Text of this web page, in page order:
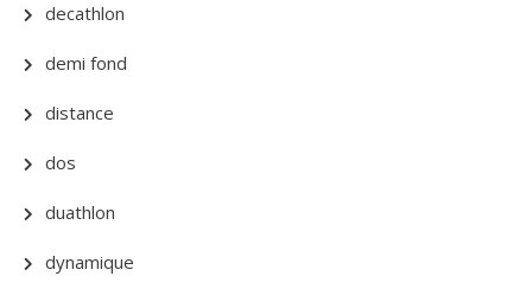
decathlon
demi fond
distance
dos
duathlon
dynamique